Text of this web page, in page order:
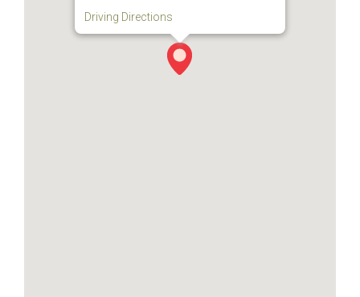
Driving Directions